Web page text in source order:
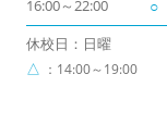
16:00～22:00 ○
休校日：日曜
△ ：14:00～19:00